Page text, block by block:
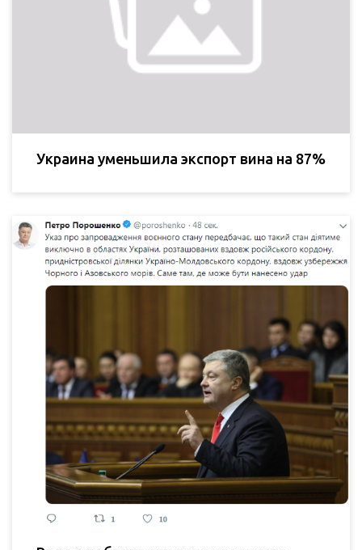
Украина уменьшила экспорт вина на 87%